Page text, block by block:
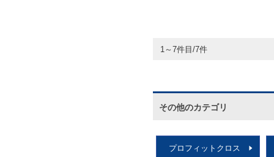
1～7件目/7件
その他のカテゴリ
プロフィットクロス